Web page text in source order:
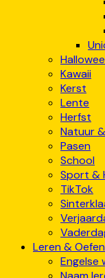
Kawaii
Kerst
Lente
Herfst
Natuur
Pasen
School
Sport &
TikTok
Leren &
Engelse